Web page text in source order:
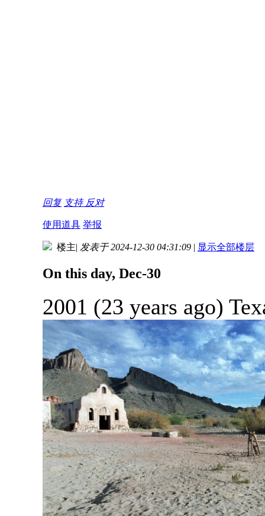
回复 支持 反对
使用道具 举报
楼主| 发表于 2024-12-30 04:31:09 | 显示全部楼层
On this day, Dec-30
2001 (23 years ago)